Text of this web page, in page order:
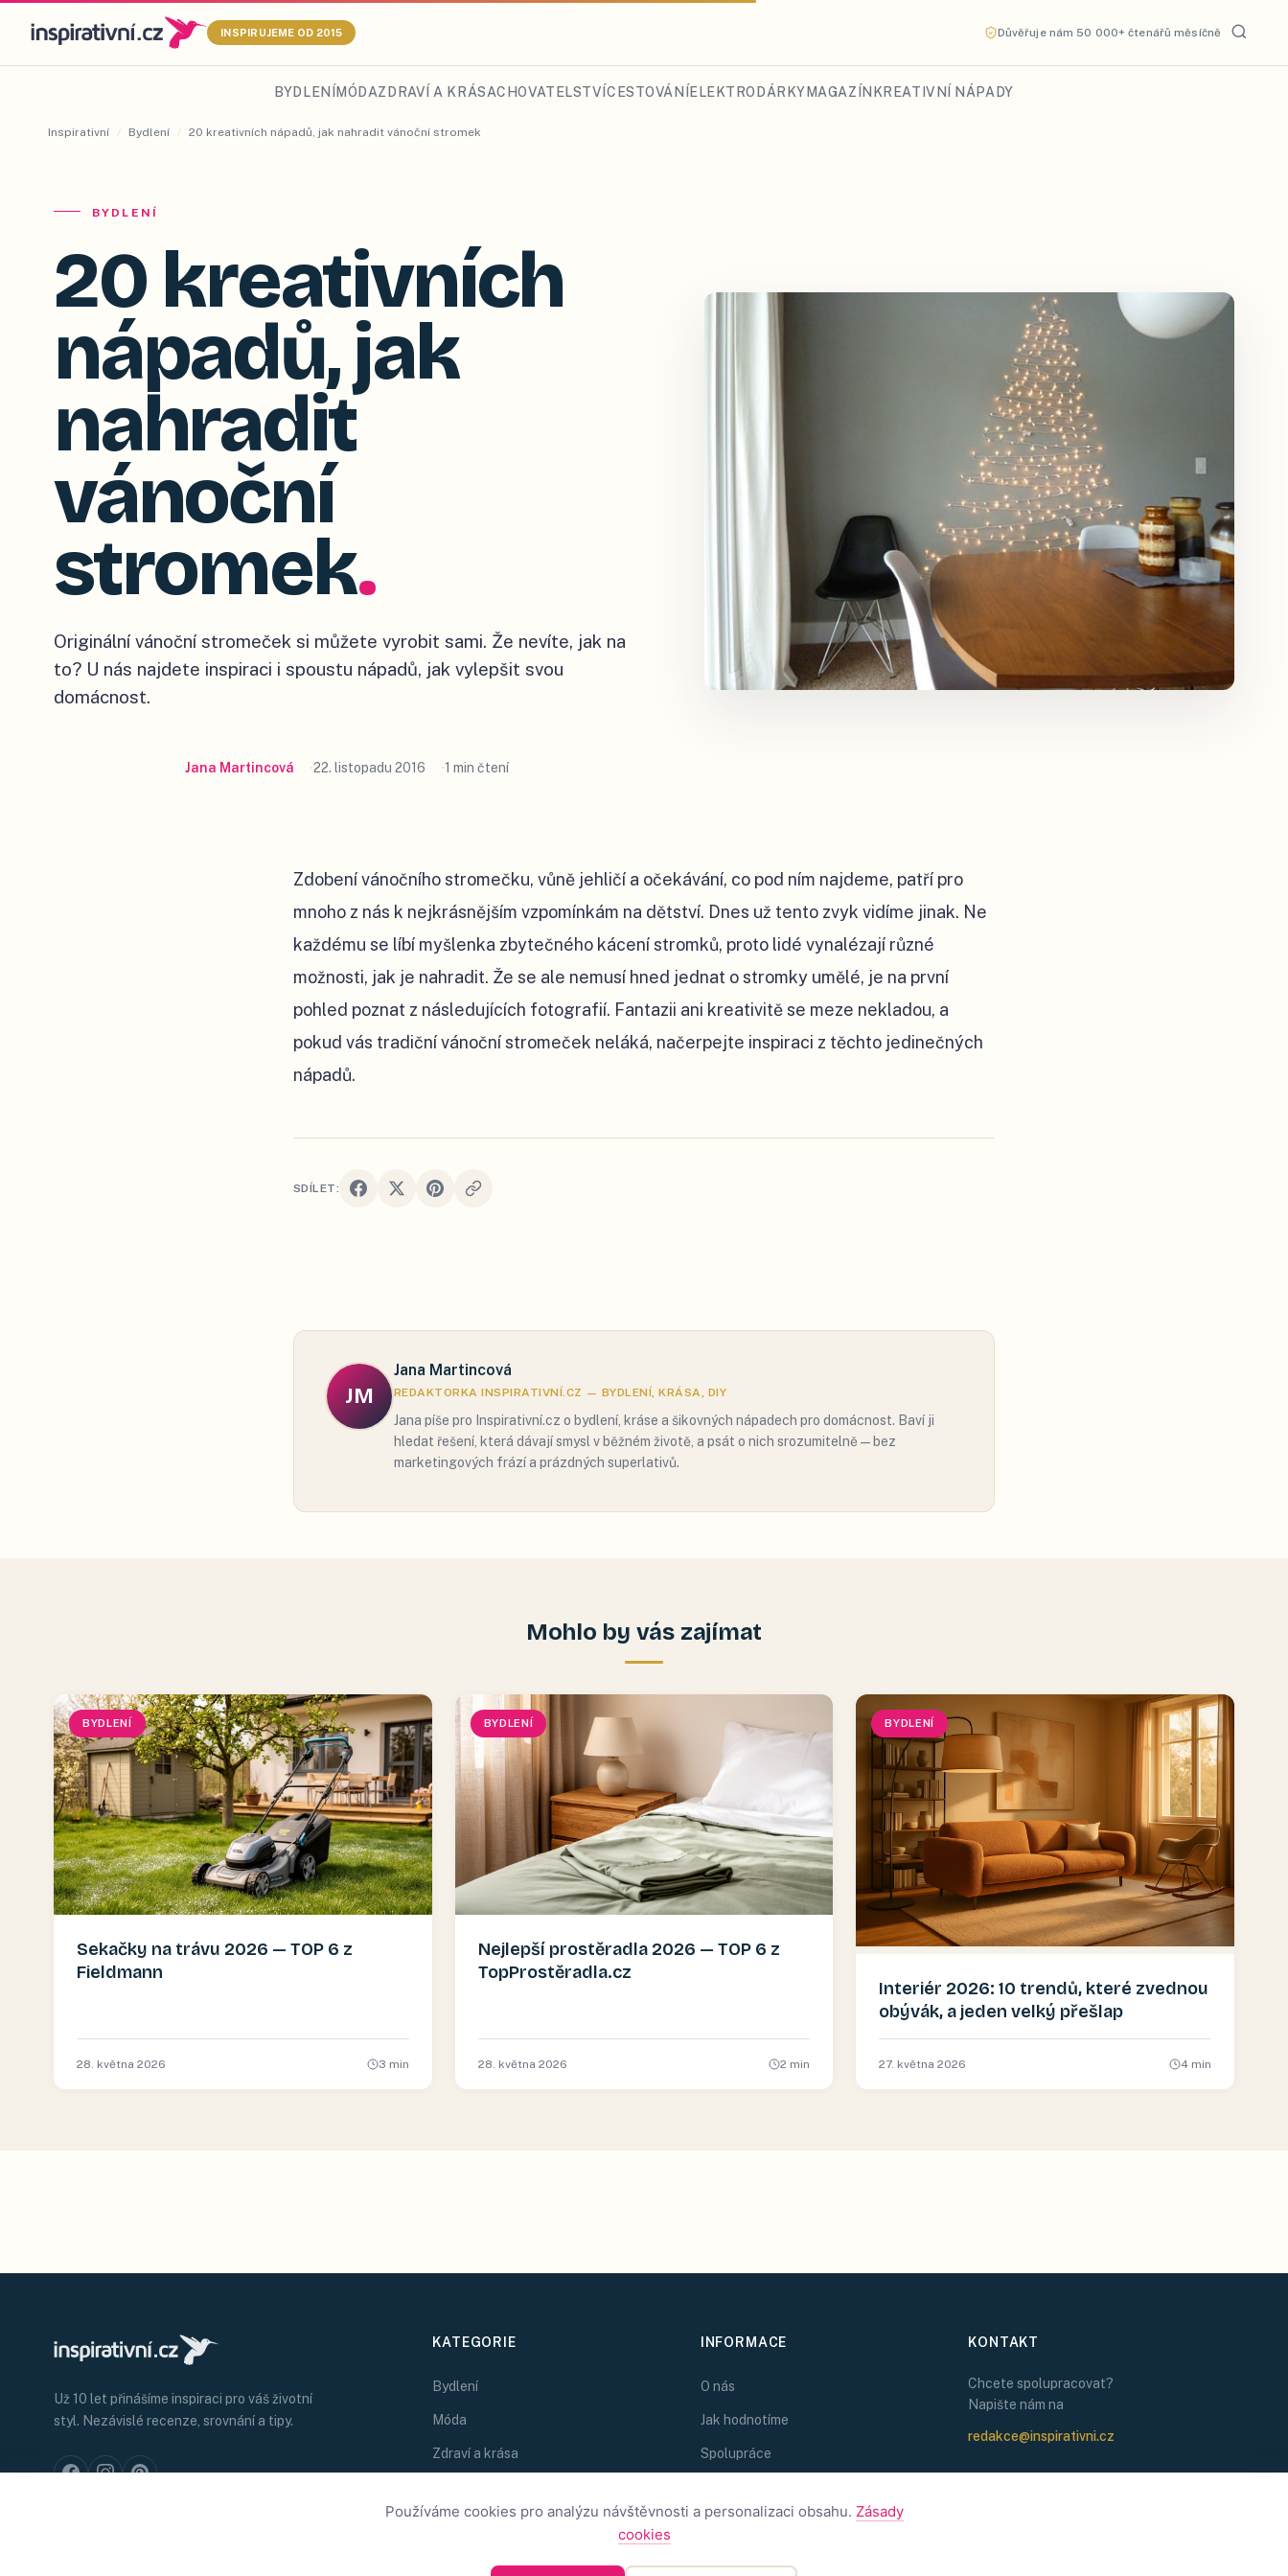
INSPIRUJEME OD 2015 Důvěřuje nám 50 000+ čtenářů měsíčně
BYDLENÍ MÓDAZDRAVÍ A KRÁSACHOVATELSTVÍCESTOVÁNÍ ELEKTRO DÁRKY MAGAZÍN KREATIVNÍ NÁPADY
Inspirativní / Bydlení / 20 kreativních nápadů, jak nahradit vánoční stromek
BYDLENÍ
20 kreativních
nápadů, jak
nahradit
vánoční
stromek.
Originální vánoční stromeček si můžete vyrobit sami. Že nevíte, jak na
to? U nás najdete inspiraci i spoustu nápadů, jak vylepšit svou
domácnost.
Jana Martincová 22. listopadu 2016 1 min čtení
Zdobení vánočního stromečku, vůně jehličí a očekávání, co pod ním najdeme, patří pro
mnoho z nás k nejkrásnějším vzpomínkám na dětství. Dnes už tento zvyk vidíme jinak. Ne
každému se líbí myšlenka zbytečného kácení stromků, proto lidé vynalézají různé
možnosti, jak je nahradit. Že se ale nemusí hned jednat o stromky umělé, je na první
pohled poznat z následujících fotografií. Fantazii ani kreativitě se meze nekladou, a
pokud vás tradiční vánoční stromeček neláká, načerpejte inspiraci z těchto jedinečných
nápadů.
SDÍLET:
JM
Jana Martincová
REDAKTORKA INSPIRATIVNÍ.CZ — BYDLENÍ, KRÁSA, DIY
Jana píše pro Inspirativní.cz o bydlení, kráse a šikovných nápadech pro domácnost. Baví ji
hledat řešení, která dávají smysl v běžném životě, a psát o nich srozumitelně — bez
marketingových frází a prázdných superlativů.
Mohlo by vás zajímat
BYDLENÍ
Sekačky na trávu 2026 — TOP 6 z
Fieldmann
28. května 2026 3 min
BYDLENÍ
Nejlepší prostěradla 2026 — TOP 6 z
TopProstěradla.cz
28. května 2026 2 min
BYDLENÍ
Interiér 2026: 10 trendů, které zvednou
obývák, a jeden velký přešlap
27. května 2026 4min
Už 10 let přinášíme inspiraci pro váš životní
styl. Nezávislé recenze, srovnání a tipy.
KATEGORIE
Bydlení
Móda
Zdraví a krása
Magazín
INFORMACE
O nás
Jak hodnotíme
Spolupráce
KONTAKT
Chcete spolupracovat?
Napište nám na
redakce@inspirativni.cz
Používáme cookies pro analýzu návštěvnosti a personalizaci obsahu. Zásady
cookies